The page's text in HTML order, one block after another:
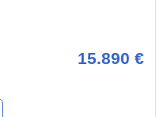
15.890 €